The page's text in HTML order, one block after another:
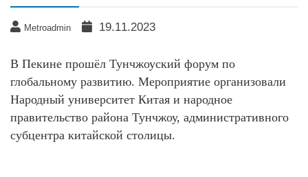
Metroadmin 19.11.2023
В Пекине прошёл Тунчжоуский форум по
глобальному развитию. Мероприятие организовали
Народный университет Китая и народное
правительство района Тунчжоу, административного
субцентра китайской столицы.